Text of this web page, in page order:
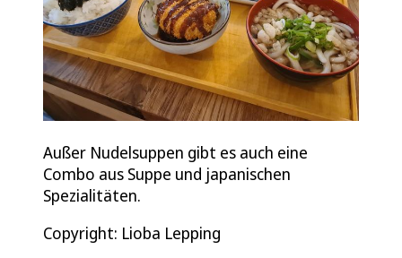
Außer Nudelsuppen gibt es auch eine
Combo aus Suppe und japanischen
Spezialitäten.
Copyright: Lioba Lepping